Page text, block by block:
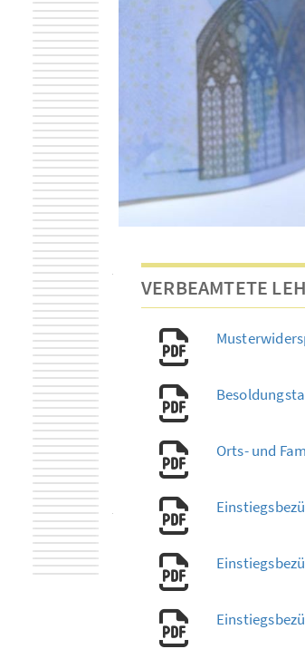
VERBEAMTETE
Orts- und